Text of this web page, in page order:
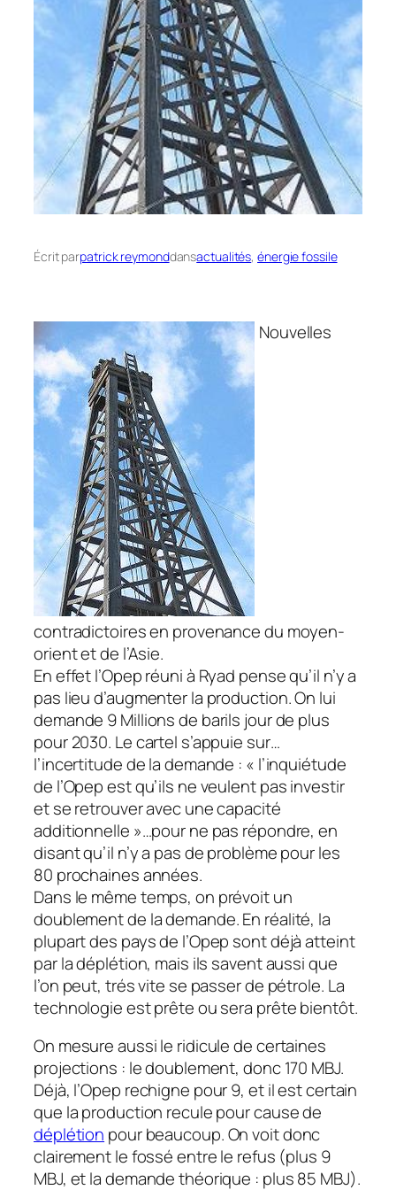
Écrit parpatrick reymonddansactualités, énergie fossile
Nouvelles
contradictoires en provenance du moyen-
orient et de l’Asie.
En effet l’Opep réuni à Ryad pense qu’il n’y a
pas lieu d’augmenter la production. On lui
demande 9 Millions de barils jour de plus
pour 2030. Le cartel s’appuie sur…
l’incertitude de la demande : « l’inquiétude
de l’Opep est qu’ils ne veulent pas investir
et se retrouver avec une capacité
additionnelle »…pour ne pas répondre, en
disant qu’il n’y a pas de problème pour les
80 prochaines années.
Dans le même temps, on prévoit un
doublement de la demande. En réalité, la
plupart des pays de l’Opep sont déjà atteint
par la déplétion, mais ils savent aussi que
l’on peut, trés vite se passer de pétrole. La
technologie est prête ou sera prête bientôt.
On mesure aussi le ridicule de certaines
projections : le doublement, donc 170 MBJ.
Déjà, l’Opep rechigne pour 9, et il est certain
que la production recule pour cause de
déplétion pour beaucoup. On voit donc
clairement le fossé entre le refus (plus 9
MBJ, et la demande théorique : plus 85 MBJ).